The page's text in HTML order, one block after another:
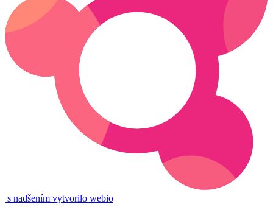
s nadšením vytvorilo webio